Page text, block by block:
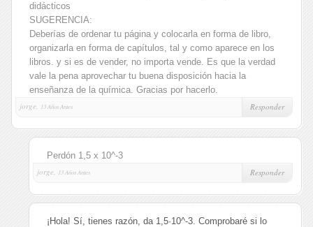
didácticos
SUGERENCIA:
Deberías de ordenar tu página y colocarla en forma de libro,
organizarla en forma de capítulos, tal y como aparece en los
libros. y si es de vender, no importa vende. Es que la verdad
vale la pena aprovechar tu buena disposición hacia la
enseñanza de la química. Gracias por hacerlo.
jorge,
13 Años Antes Responder
Perdón 1,5 x 10^-3
jorge,
13 Años Antes Responder
¡Hola! Sí, tienes razón, da 1,5·10^-3. Comprobaré si lo